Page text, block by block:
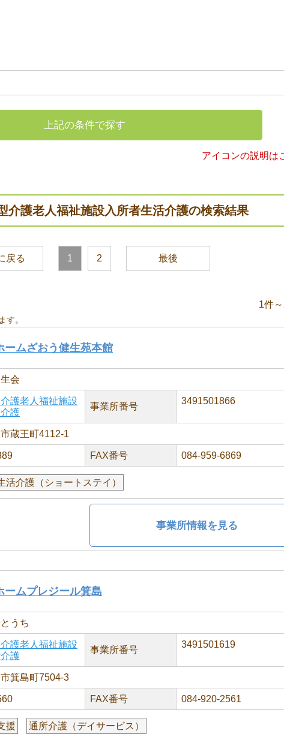
上記の条件で探す
アイコンの説明は
介護老人福祉施設入所者生活介護の検索結果
戻る 1 2 最後
1件
す。
ームざおう健生苑本館
会
護老人福祉施設
護
事業所番号
3491501866
蔵王町4112-1
FAX番号 084-959-6869
活介護（ショートステイ）
事業所情報を見る
ームプレジール箕島
うち
護老人福祉施設
護
事業所番号
3491501619
箕島町7504-3
FAX番号 084-920-2561
援 通所介護（デイサービス）